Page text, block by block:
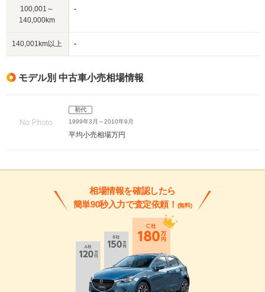
100,001～
140,000km
-
140,001km以上 -
モデル別 中古車小売相場情報
初代
1999年3月～2010年9月
平均小売相場万円
相場情報を確認したら
簡単90秒入力で査定依頼！ (無料)